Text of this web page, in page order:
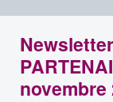
novembre